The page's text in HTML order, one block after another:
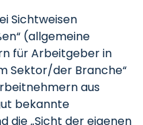
Sichtweisen
(allgemeine
für Arbeitgeber in
Sektor/der Branche“
aus
bekannte
die „Sicht der eigenen